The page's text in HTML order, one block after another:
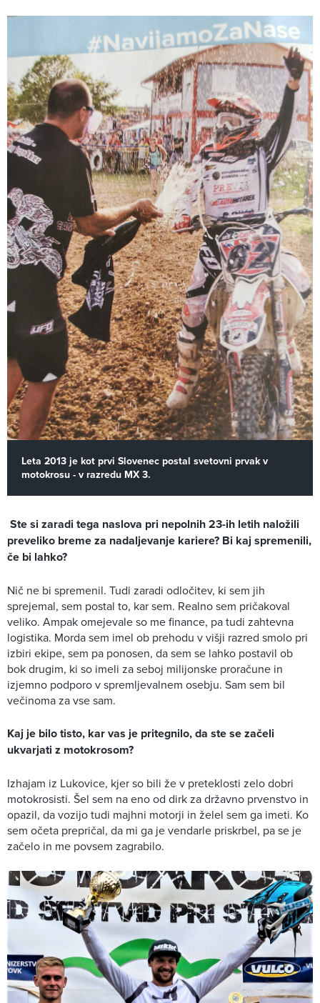
Leta 2013 je kot prvi Slovenec postal svetovni prvak v
motokrosu - v razredu MX 3.
Ste si zaradi tega naslova pri nepolnih 23-ih letih naložili
preveliko breme za nadaljevanje kariere? Bi kaj spremenili,
če bi lahko?
Nič ne bi spremenil. Tudi zaradi odločitev, ki sem jih
sprejemal, sem postal to, kar sem. Realno sem pričakoval
veliko. Ampak omejevale so me finance, pa tudi zahtevna
logistika. Morda sem imel ob prehodu v višji razred smolo pri
izbiri ekipe, sem pa ponosen, da sem se lahko postavil ob
bok drugim, ki so imeli za seboj milijonske proračune in
izjemno podporo v spremljevalnem osebju. Sam sem bil
večinoma za vse sam.
Kaj je bilo tisto, kar vas je pritegnilo, da ste se začeli
ukvarjati z motokrosom?
Izhajam iz Lukovice, kjer so bili že v preteklosti zelo dobri
motokrosisti. Šel sem na eno od dirk za državno prvenstvo in
opazil, da vozijo tudi majhni motorji in želel sem ga imeti. Ko
sem očeta prepričal, da mi ga je vendarle priskrbel, pa se je
začelo in me povsem zagrabilo.